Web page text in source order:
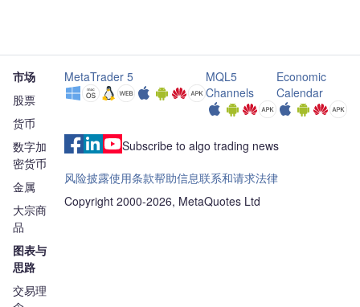
市场
股票
货币
数字加
密货币
金属
大宗商
品
图表与
思路
交易理
MetaTrader 5
MQL5
Channels
Economic
Calendar
Subscribe to algo trading news
风险披露使用条款帮助信息联系和请求法律
Copyright 2000-2026, MetaQuotes Ltd